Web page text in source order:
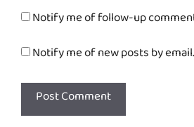
Notify me of follow-up
Notify me of new posts by email.